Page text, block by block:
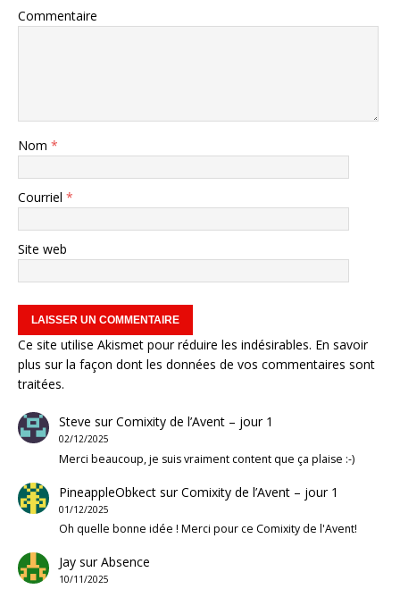
Commentaire
Nom *
Courriel *
Site web
Ce site utilise Akismet pour réduire les indésirables. En savoir
plus sur la façon dont les données de vos commentaires sont
traitées.
Steve surComixity de l’Avent – jour 1
02/12/2025
Merci beaucoup, je suis vraiment content que ça plaise :-)
PineappleObkectsurComixity de l’Avent – jour 1
01/12/2025
Oh quelle bonne idée ! Merci pour ce Comixity de l'Avent!
JaysurAbsence
10/11/2025